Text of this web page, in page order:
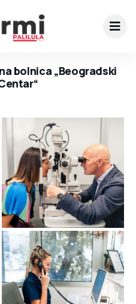
bolnica „Beogradski